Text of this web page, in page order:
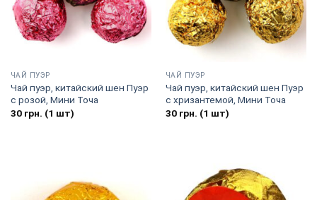
ЧАЙ ПУЭР
Чай пуэр, китайский шен Пуэр
с розой, Мини Точа
30грн. (1 шт)
ЧАЙ ПУЭР
Чай пуэр, китайский шен Пуэр
с хризантемой, Мини Точа
30грн. (1 шт)